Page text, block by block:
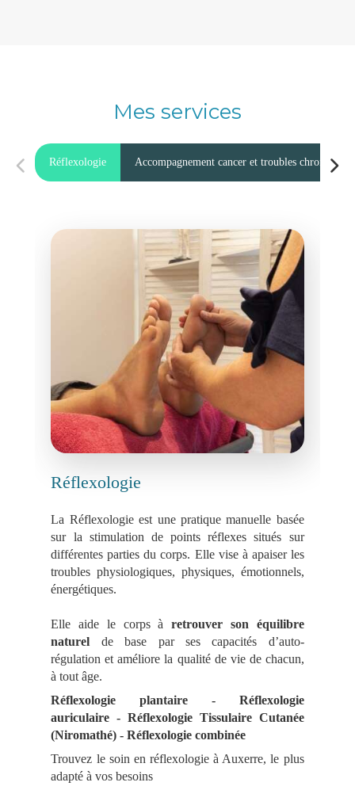
Mes services
Réflexologie Accompagnement cancer et troubles chroniques
Réflexologie
La Réflexologie est une pratique manuelle basée
sur la stimulation de points réflexes situés sur
différentes parties du corps. Elle vise à apaiser les
troubles physiologiques, physiques, émotionnels,
énergétiques.
Elle aide le corps àretrouver son équilibre
naturel de base par ses capacités d’auto-
régulation et améliore la qualité de vie de chacun,
à tout âge.
Réflexologie plantaire - Réflexologie
auriculaire - Réflexologie Tissulaire Cutanée
(Niromathé) - Réflexologie combinée
Trouvez le soin en réflexologie à Auxerre, le plus
adapté à vos besoins